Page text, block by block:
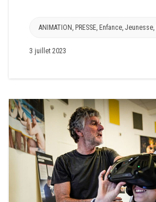
ANIMATION, PRESSE, Enfance, Jeunesse,
3 juillet 2023